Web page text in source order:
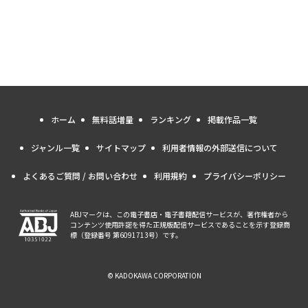
ホーム 無料話増量 ランキング 掲載作品一覧
ジャンル一覧 サイトマップ 利用者情報の外部送信について
よくあるご質問 / お問い合わせ 利用規約 プライバシーポリシー
ABJマークは、この電子書店・電子書籍配信サービスが、著作権者から
コンテンツ使用許諾を得た正規版配信サービスであることを示す登録商
標（登録番号 第6091713号）です。
© KADOKAWA CORPORATION